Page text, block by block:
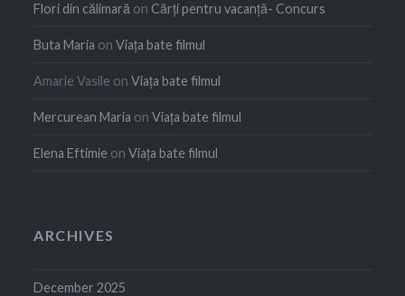
Flori din călimară on Cărți pentru vacanță- Concurs
Buta Maria onViața bate filmul
Amarie Vasile onViața bate filmul
Mercurean Maria onViața bate filmul
Elena Eftimie onViața bate filmul
ARCHIVES
December 2025